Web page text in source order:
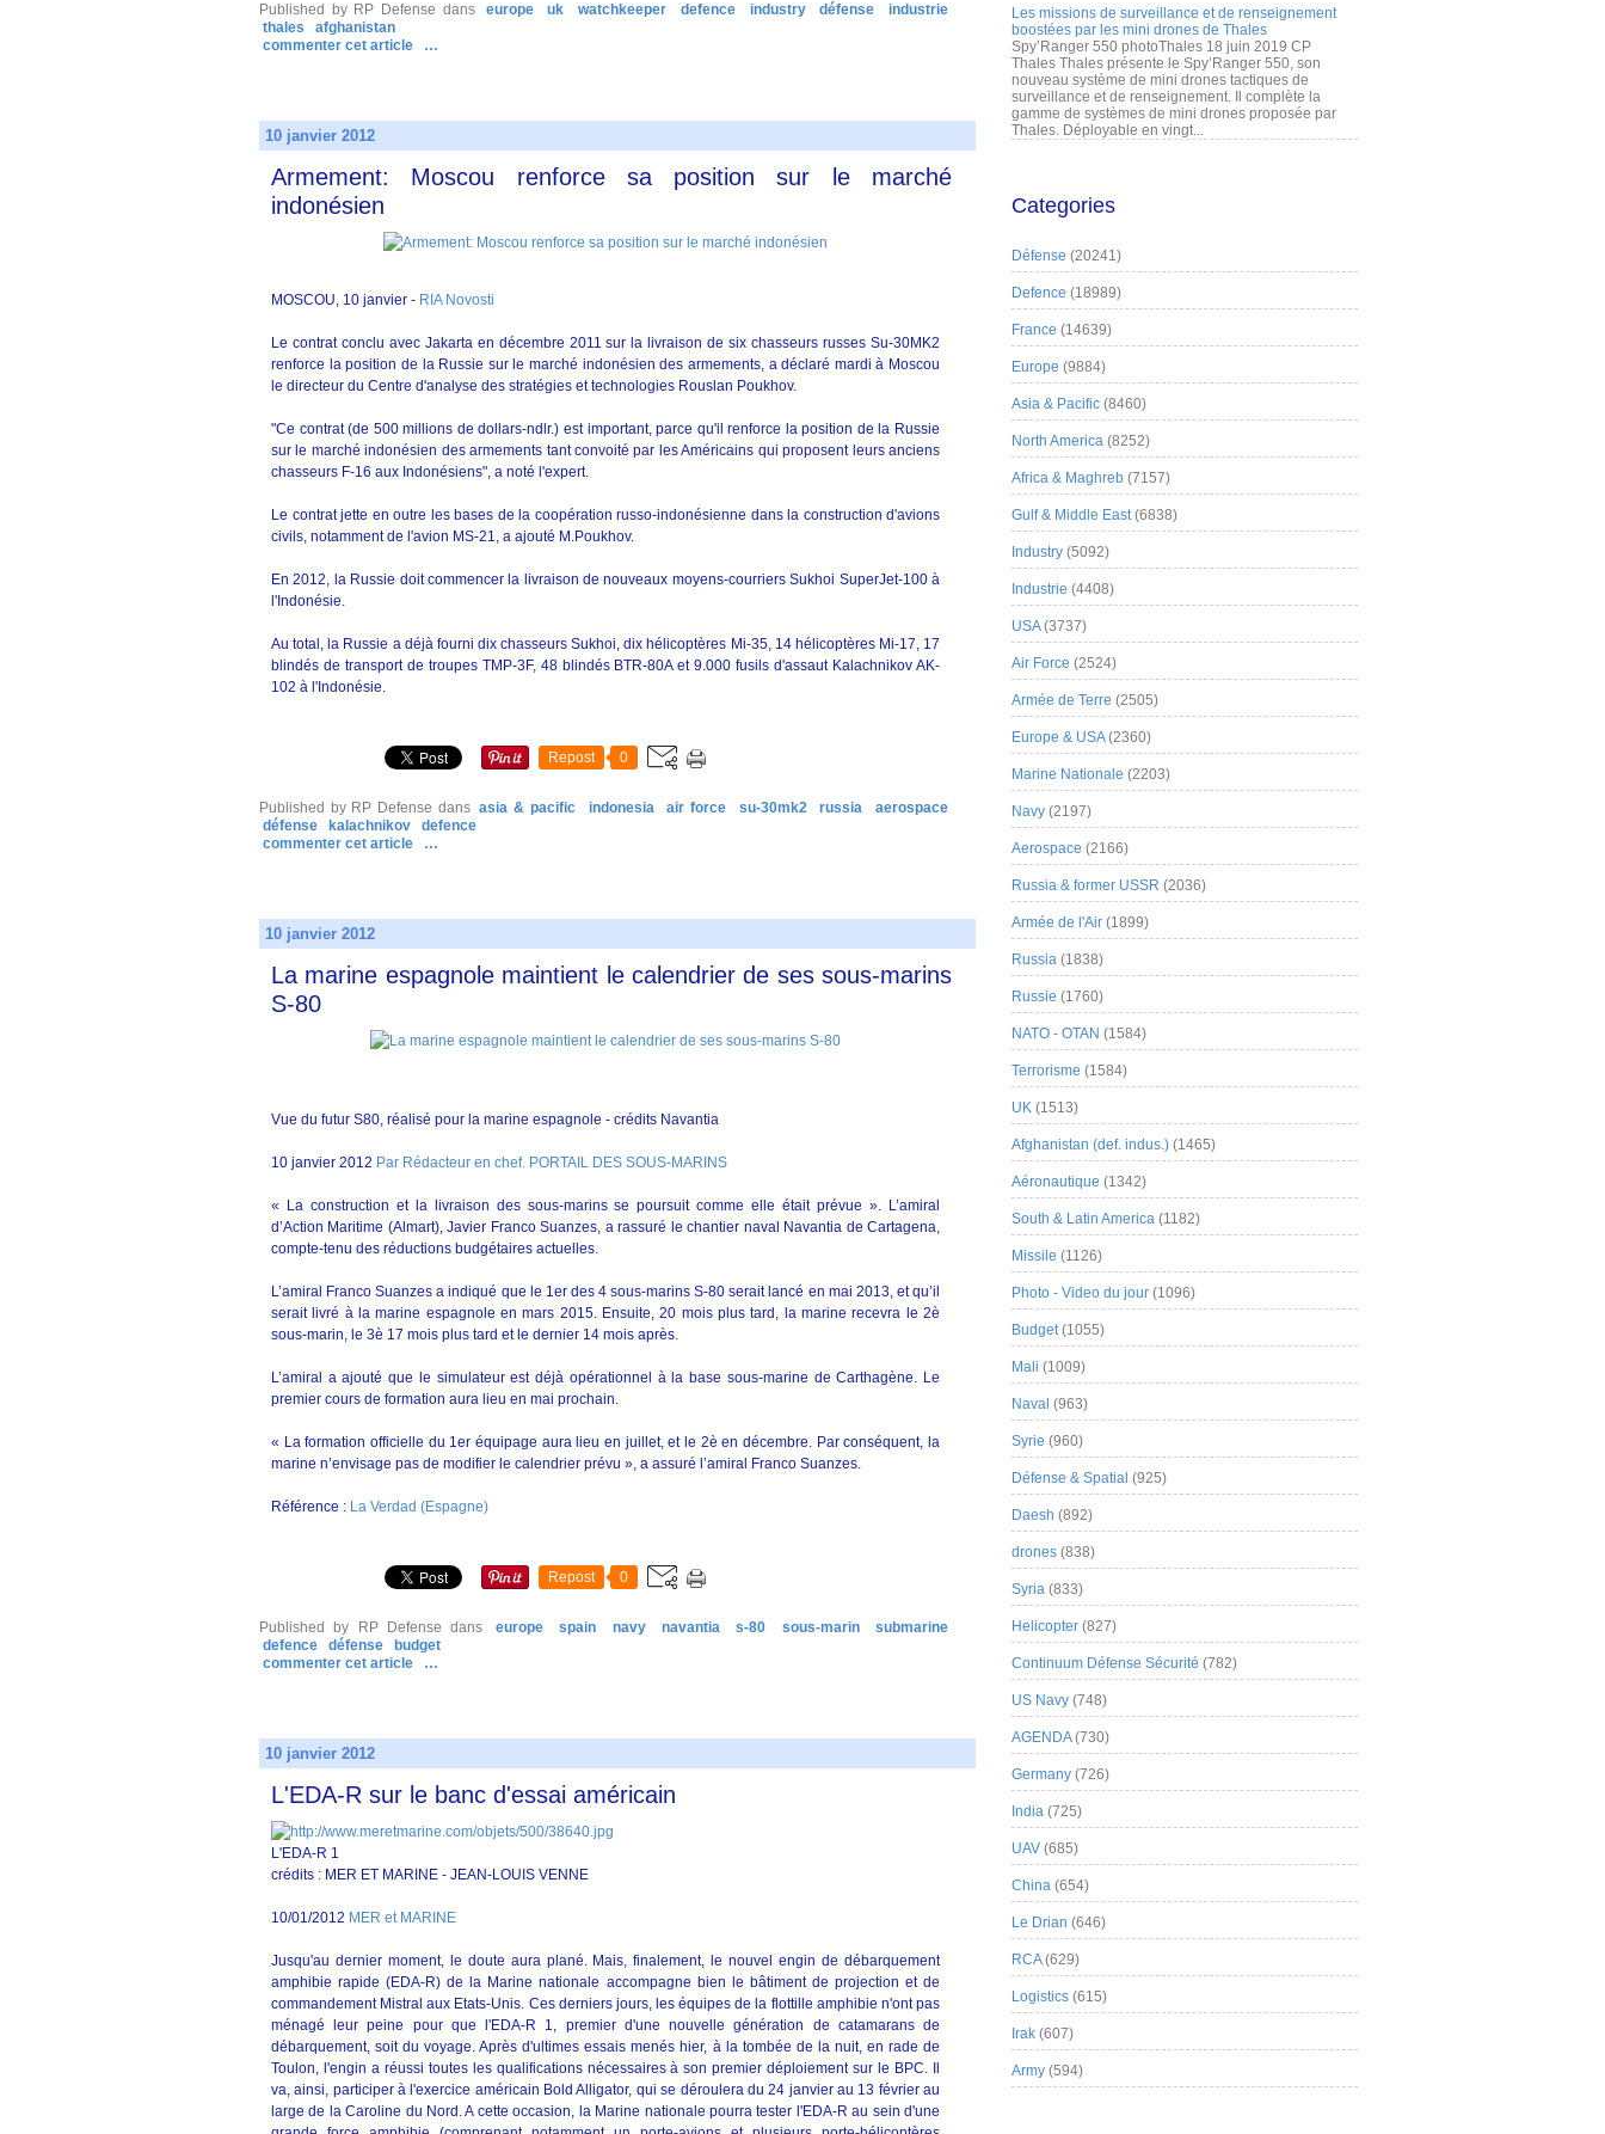
Published by RP Defense dans europe uk watchkeeper defence industry défense
industrie
thales
afghanistan
commenter cet article
…
10 janvier 2012
Armement: Moscou renforce sa position sur le marché
indonésien
MOSCOU, 10 janvier - RIA Novosti
Le contrat conclu avec Jakarta en décembre 2011 sur la livraison de six chasseurs russes Su-30MK2
renforce la position de la Russie sur le marché indonésien des armements, a déclaré mardi à Moscou
le directeur du Centre d'analyse des stratégies et technologies Rouslan Poukhov.
"Ce contrat (de 500 millions de dollars-ndlr.) est important, parce qu'il renforce la position de la Russie
sur le marché indonésien des armements tant convoité par les Américains qui proposent leurs anciens
chasseurs F-16 aux Indonésiens", a noté l'expert.
Le contrat jette en outre les bases de la coopération russo-indonésienne dans la construction d'avions
civils, notamment de l'avion MS-21, a ajouté M.Poukhov.
En 2012, la Russie doit commencer la livraison de nouveaux moyens-courriers Sukhoi SuperJet-100 à
l'Indonésie.
Au total, la Russie a déjà fourni dix chasseurs Sukhoi, dix hélicoptères Mi-35, 14 hélicoptères Mi-17, 17
blindés de transport de troupes TMP-3F, 48 blindés BTR-80A et 9.000 fusils d'assaut Kalachnikov AK-
102 à l'Indonésie.
Repost 0
Published by RP Defense dans asia & pacific indonesia air force su-30mk2 russia
aerospace
défense
kalachnikov
defence
commenter cet article
…
10 janvier 2012
La marine espagnole maintient le calendrier de ses sous-marins
S-80
Vue du futur S80, réalisé pour la marine espagnole - crédits Navantia
10 janvier 2012 Par Rédacteur en chef. PORTAIL DES SOUS-MARINS
« La construction et la livraison des sous-marins se poursuit comme elle était prévue ». L’amiral
d’Action Maritime (Almart), Javier Franco Suanzes, a rassuré le chantier naval Navantia de Cartagena,
compte-tenu des réductions budgétaires actuelles.
L’amiral Franco Suanzes a indiqué que le 1er des 4 sous-marins S-80 serait lancé en mai 2013, et qu’il
serait livré à la marine espagnole en mars 2015. Ensuite, 20 mois plus tard, la marine recevra le 2è
sous-marin, le 3è 17 mois plus tard et le dernier 14 mois après.
L’amiral a ajouté que le simulateur est déjà opérationnel à la base sous-marine de Carthagène. Le
premier cours de formation aura lieu en mai prochain.
« La formation officielle du 1er équipage aura lieu en juillet, et le 2è en décembre. Par conséquent, la
marine n’envisage pas de modifier le calendrier prévu », a assuré l’amiral Franco Suanzes.
Référence : La Verdad (Espagne)
Repost 0
Published by RP Defense dans europe spain navy navantia s-80 sous-marin
submarine
defence
défense
budget
commenter cet article
…
10 janvier 2012
L'EDA-R sur le banc d'essai américain
L'EDA-R 1
crédits : MER ET MARINE - JEAN-LOUIS VENNE
10/01/2012 MER et MARINE
Jusqu'au dernier moment, le doute aura plané. Mais, finalement, le nouvel engin de débarquement
amphibie rapide (EDA-R) de la Marine nationale accompagne bien le bâtiment de projection et de
commandement Mistral aux Etats-Unis. Ces derniers jours, les équipes de la flottille amphibie n'ont pas
ménagé leur peine pour que l'EDA-R 1, premier d'une nouvelle génération de catamarans de
débarquement, soit du voyage. Après d'ultimes essais menés hier, à la tombée de la nuit, en rade de
Toulon, l'engin a réussi toutes les qualifications nécessaires à son premier déploiement sur le BPC. Il
va, ainsi, participer à l'exercice américain Bold Alligator, qui se déroulera du 24 janvier au 13 février au
large de la Caroline du Nord. A cette occasion, la Marine nationale pourra tester l'EDA-R au sein d'une
Les missions de surveillance et de renseignement
boostées par les mini drones de Thales
Spy’Ranger 550 photoThales 18 juin 2019 CP
Thales Thales présente le Spy’Ranger 550, son
nouveau système de mini drones tactiques de
surveillance et de renseignement. Il complète la
gamme de systèmes de mini drones proposée par
Thales. Déployable en vingt...
Categories
Défense (20241)
Defence (18989)
France (14639)
Europe (9884)
Asia & Pacific (8460)
North America (8252)
Africa & Maghreb (7157)
Gulf & Middle East(6838)
Industry (5092)
Industrie (4408)
USA(3737)
Air Force (2524)
Armée de Terre (2505)
Europe & USA(2360)
Marine Nationale (2203)
Navy (2197)
Aerospace (2166)
Russia & former USSR (2036)
Armée de l'Air (1899)
Russia (1838)
Russie (1760)
NATO - OTAN (1584)
Terrorisme (1584)
UK (1513)
Afghanistan (def. indus.) (1465)
Aéronautique (1342)
South & Latin America (1182)
Missile (1126)
Photo - Video du jour (1096)
Budget(1055)
Mali (1009)
Naval (963)
Syrie (960)
Défense & Spatial (925)
Daesh (892)
drones (838)
Syria (833)
Helicopter (827)
Continuum Défense Sécurité (782)
US Navy (748)
AGENDA(730)
Germany (726)
India (725)
UAV (685)
China (654)
Le Drian (646)
RCA(629)
Logistics (615)
Irak (607)
Army (594)